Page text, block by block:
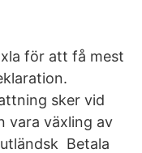
för att få mest
sker vid
vara växling av
Betala